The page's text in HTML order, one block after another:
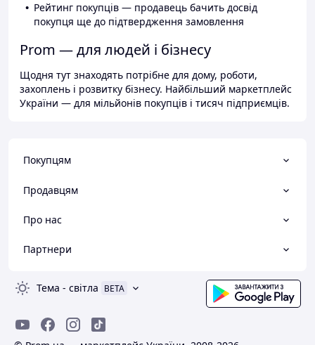
Рейтинг покупців — продавець бачить досвід
покупця ще до підтвердження замовлення
Prom — для людей і бізнесу
Щодня тут знаходять потрібне для дому, роботи,
захоплень і розвитку бізнесу. Найбільший маркетплейс
України — для мільйонів покупців і тисяч підприємців.
Покупцям
Продавцям
Про нас
Партнери
Тема - світла BETA